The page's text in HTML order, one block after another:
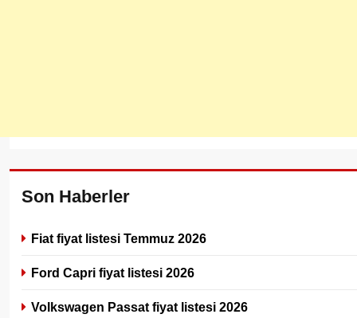
Son Haberler
Fiat fiyat listesi Temmuz 2026
Ford Capri fiyat listesi 2026
Volkswagen Passat fiyat listesi 2026